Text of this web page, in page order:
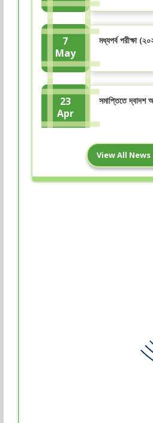
7
May
মধ্যপর্ব পরীক্ষা
23
Apr
সমাপ্তিতে দ্বাদশ
Apr
মধ্যপর্ব পরীক্ষার
ত্রয়োদশ জাতীয়
View All News